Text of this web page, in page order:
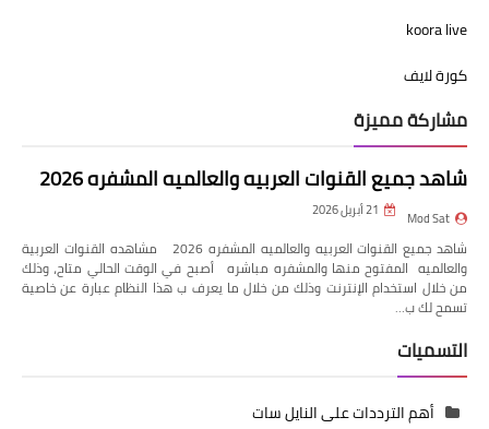
koora live
كورة لايف
مشاركة مميزة
شاهد جميع القنوات العربيه والعالميه المشفره 2026
Mod Sat 21 أبريل 2026
شاهد جميع القنوات العربيه والعالميه المشفره 2026 مشاهده القنوات العربية
والعالميه المفتوح منها والمشفره مباشره أصبح في الوقت الحالي متاح، وذلك
من خلال استخدام الإنترنت وذلك من خلال ما يعرف ب هذا النظام عبارة عن خاصية
تسمح لك ب…
التسميات
أهم الترددات على النايل سات